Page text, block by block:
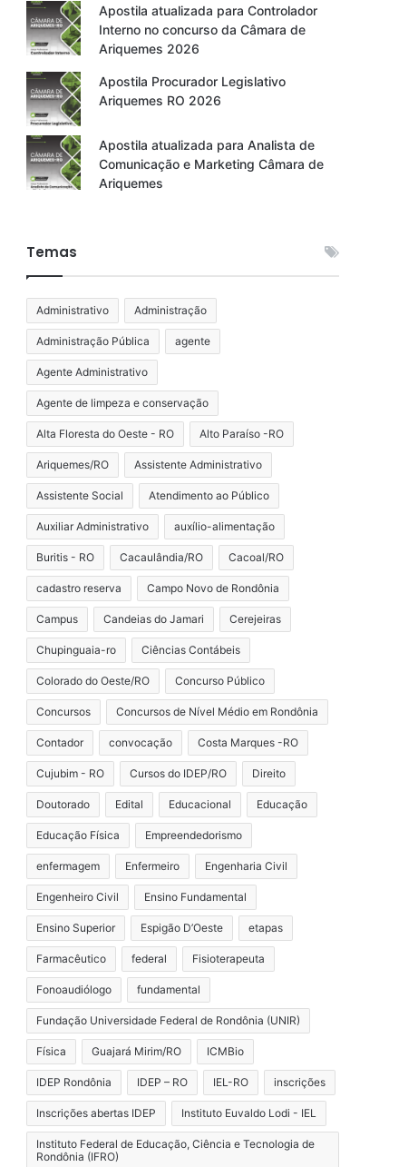
Apostila atualizada para Controlador
Interno no concurso da Câmara de
Ariquemes 2026
Apostila Procurador Legislativo
Ariquemes RO 2026
Apostila atualizada para Analista de
Comunicação e Marketing Câmara de
Ariquemes
Temas
Administrativo Administração
Administração Pública agente
Agente Administrativo
Agente de limpeza e conservação
Alta Floresta do Oeste - RO Alto Paraíso -RO
Ariquemes/RO Assistente Administrativo
Assistente Social Atendimento ao Público
Auxiliar Administrativo auxílio-alimentação
Buritis - RO Cacaulândia/RO Cacoal/RO
cadastro reserva Campo Novo de Rondônia
Campus Candeias do Jamari Cerejeiras
Chupinguaia-ro Ciências Contábeis
Colorado do Oeste/RO Concurso Público
Concursos Concursos de Nível Médio em Rondônia
Contador convocação Costa Marques -RO
Cujubim - RO Cursos do IDEP/RO Direito
Doutorado Edital Educacional Educação
Educação Física Empreendedorismo
enfermagem Enfermeiro Engenharia Civil
Engenheiro Civil Ensino Fundamental
Ensino Superior Espigão D’Oeste etapas
Farmacêutico federal Fisioterapeuta
Fonoaudiólogo fundamental
Fundação Universidade Federal de Rondônia (UNIR)
Física Guajará Mirim/RO ICMBio
IDEP Rondônia IDEP – RO IEL-RO inscrições
Inscrições abertas IDEP Instituto Euvaldo Lodi - IEL
Instituto Federal de Educação, Ciência e Tecnologia de
Rondônia (IFRO)